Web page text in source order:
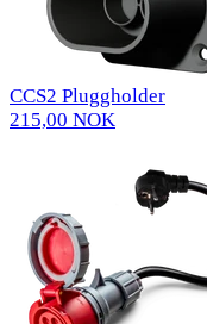
CCS2 Pluggholder
215,00 NOK